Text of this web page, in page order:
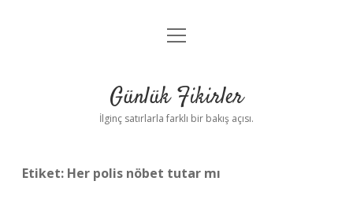
Anasayfa
Yasal Uyarı
menüyü
Günlük Fikirler
İlginç satırlarla farklı bir bakış açısı.
Etiket: Her polis nöbet tutar mı